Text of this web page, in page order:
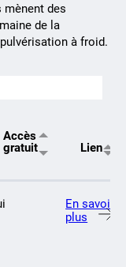
mènent des
de la
à froid.
Accès
gratuit
Lien
En savoir
plus